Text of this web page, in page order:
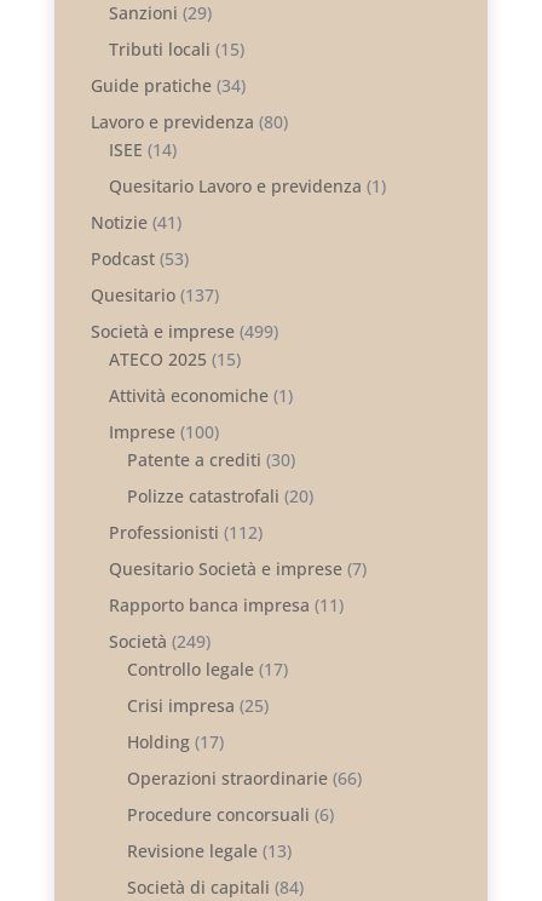
Sanzioni (29)
Tributi locali (15)
Guide pratiche(34)
Lavoro e previdenza (80)
ISEE (14)
Quesitario Lavoro e previdenza (1)
Notizie(41)
Podcast(53)
Quesitario(137)
Società e imprese(499)
ATECO 2025 (15)
Attività economiche(1)
Imprese(100)
Patente a crediti (30)
Polizze catastrofali (20)
Professionisti (112)
Quesitario Società e imprese(7)
Rapporto banca impresa (11)
Società (249)
Controllo legale(17)
Crisi impresa (25)
Holding(17)
Operazioni straordinarie(66)
Procedure concorsuali (6)
Revisione legale(13)
Società di capitali (84)